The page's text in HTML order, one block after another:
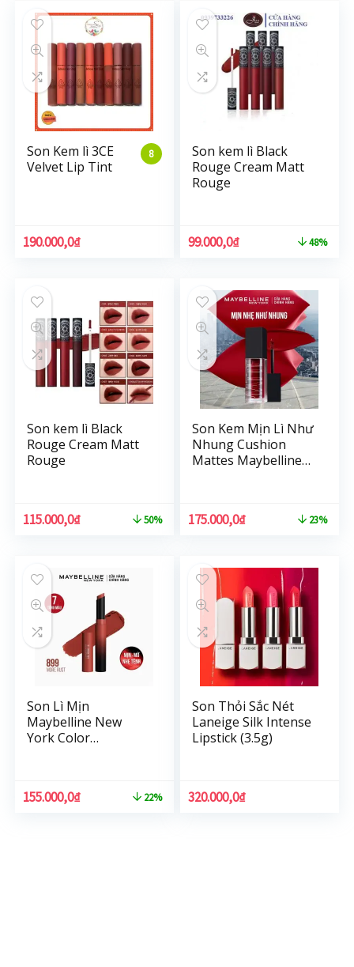
8
Son Kem lì 3CE
Velvet Lip Tint
190.000,0₫
Son kem lì Black
Rouge Cream Matt
Rouge
99.000,0₫ 48%
Son kem lì Black
Rouge Cream Matt
Rouge
115.000,0₫ 50%
Son Kem Mịn Lì Như
Nhung Cushion
Mattes Maybelline
175.000,0₫ 23%
Son Lì Mịn
Maybelline New
York Color
155.000,0₫ 22%
Son Thỏi Sắc Nét
Laneige Silk Intense
Lipstick (3.5g)
320.000,0₫